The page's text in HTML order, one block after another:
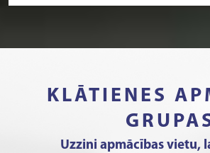
KLĀTIENES
Uzzini apmācības vietu,